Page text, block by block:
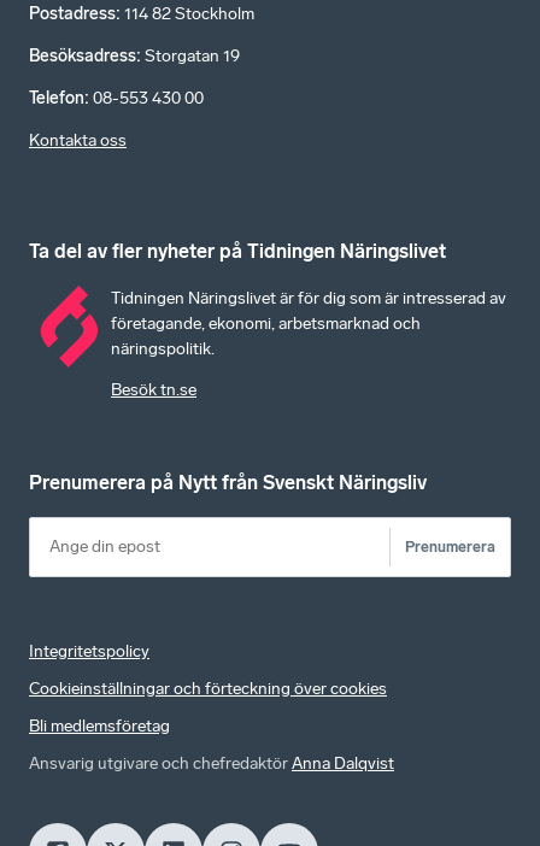
Postadress: 114 82 Stockholm
Besöksadress: Storgatan 19
Telefon: 08-553 430 00
Kontakta oss
Ta del av fler nyheter på Tidningen Näringslivet
Tidningen Näringslivet är för dig som är intresserad av
företagande, ekonomi, arbetsmarknad och
näringspolitik.
Besök tn.se
Prenumerera på Nytt från Svenskt Näringsliv
Prenumerera
Integritetspolicy
Cookieinställningar och förteckning över cookies
Bli medlemsföretag
Ansvarig utgivare och chefredaktörAnna Dalqvist